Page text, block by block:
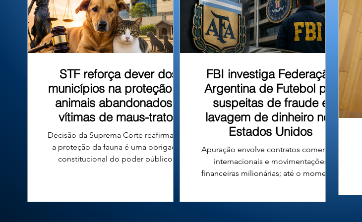
que tombou em um barranco às
STF reforça dever dos
municípios na proteção de
animais abandonados e
vítimas de maus-tratos
Decisão da Suprema Corte reafirma que
a proteção da fauna é uma obrigação
constitucional do poder público e
FBI investiga Federação
Argentina de Futebol por
suspeitas de fraude e
lavagem de dinheiro nos
Estados Unidos
Apuração envolve contratos comerciais
internacionais e movimentações
financeiras milionárias; até o momento,
condenações contra a entidade ou seus